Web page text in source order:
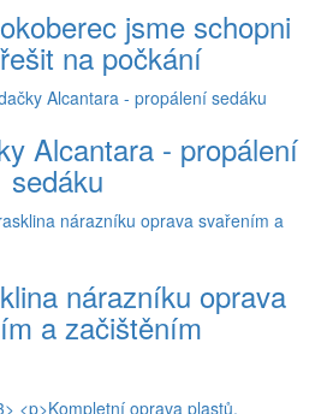
jsme schopni
na počkání
Alcantara - propálení
sedáku
nárazníku oprava
a začištěním